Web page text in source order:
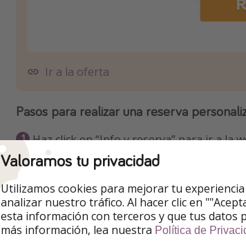
Ir a la oferta
Pasos para realizar una reserva
Haz click en “Info y reserva” para ir a la
Si quieres cambiar la búsqueda,
el calendario con todas las fechas de
Selecciona la que te interese y sigue los
Valoramos tu privacidad
Utilizamos cookies para mejorar tu
analizar nuestro tráfico. Al hacer clic en
esta información con terceros y que tus datos
más información, lea nuestra Política de